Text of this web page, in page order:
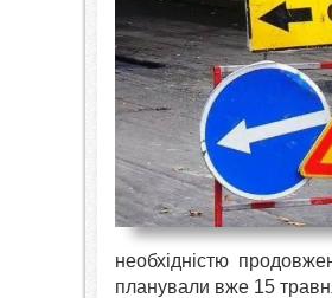
необхідністю
планували вже 15